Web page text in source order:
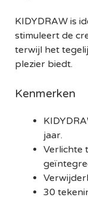
KIDYDRAW is
stimuleert de
terwijl het
plezier biedt.
Kenmerken
jaar.
Verlichte
30